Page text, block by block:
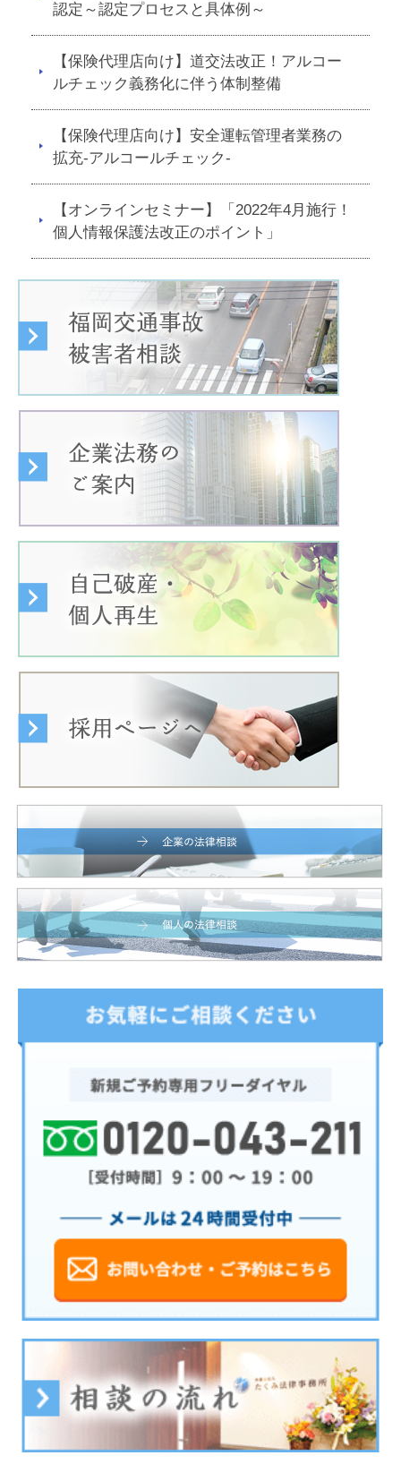
認定～認定プロセスと具体例～
【保険代理店向け】道交法改正！アルコー
ルチェック義務化に伴う体制整備
【保険代理店向け】安全運転管理者業務の
拡充-アルコールチェック-
【オンラインセミナー】「2022年4月施行！
個人情報保護法改正のポイント」